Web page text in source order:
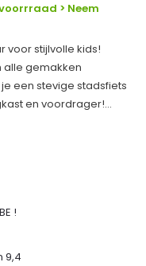
> Neem
voor stijlvolle kids!
alle gemakken
een stevige stadsfiets
en voordrager!...
!
9,4